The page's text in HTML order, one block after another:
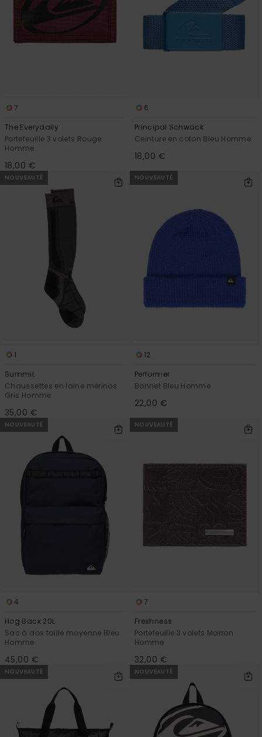
7
The Everydaily
Portefeuille 3 volets Rouge
Homme
18,00 €
6
Principal Schwack
Ceinture en coton Bleu Homme
18,00 €
NOUVEAUTÉ
1
Summit
Chaussettes en laine mérinos
Gris Homme
35,00 €
NOUVEAUTÉ
12
Performer
Bonnet Bleu Homme
22,00 €
NOUVEAUTÉ
4
Hog Back 20L
Sac à dos taille moyenne Bleu
Homme
45,00 €
NOUVEAUTÉ
7
Freshness
Portefeuille 3 volets Marron
Homme
32,00 €
NOUVEAUTÉ NOUVEAUTÉ